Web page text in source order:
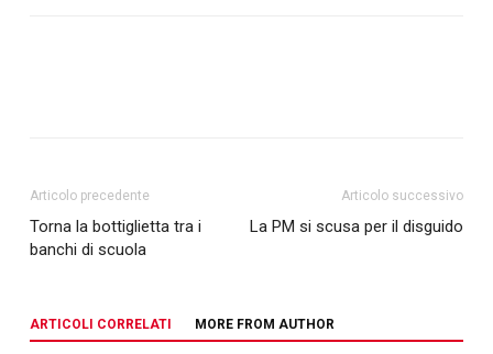
Articolo precedente
Torna la bottiglietta tra i
banchi di scuola
Articolo successivo
La PM si scusa per il disguido
ARTICOLI CORRELATI MORE FROM AUTHOR